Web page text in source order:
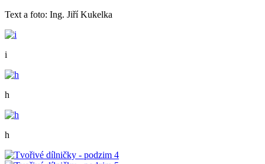
Text a foto: Ing. Jiří Kukelka
i
h
h